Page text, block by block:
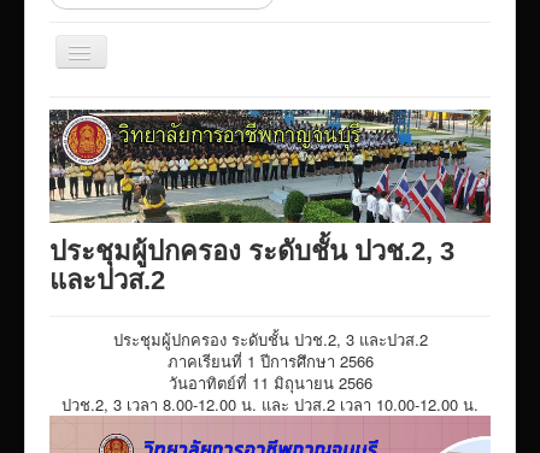
สลับ
เก
ชั่น
Home
โปรแกรม ศธ02 ออนไลน์
Elearning_kicec
Facebookงานประชาสัมพันธ์
VTR แนะนำวิทยาลัย
พัสดุ/จัดซื่อจัดจ้าง
Link รวมระบบรายงานข้อมูลต่าง ๆ
ประชุมผู้ปกครอง ระดับชั้น ปวช.2, 3
และปวส.2
ประชุมผู้ปกครอง ระดับชั้น ปวช.2, 3 และปวส.2
ภาคเรียนที่ 1 ปีการศึกษา 2566
วันอาทิตย์ที่ 11 มิถุนายน 2566
ปวช.2, 3 เวลา 8.00-12.00 น. และ ปวส.2 เวลา 10.00-12.00 น.